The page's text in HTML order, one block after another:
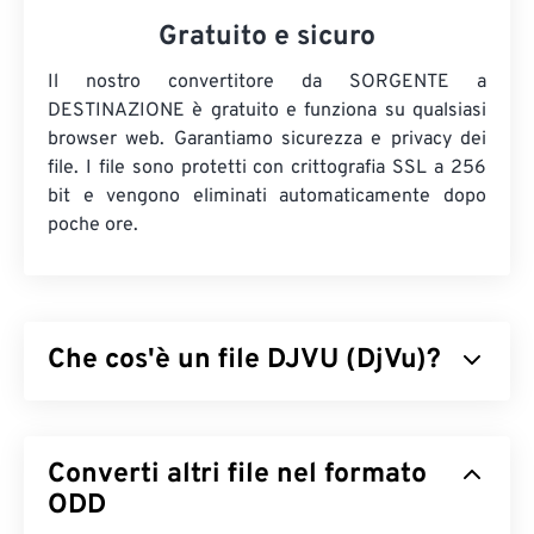
Gratuito e sicuro
Il nostro convertitore da SORGENTE a
DESTINAZIONE è gratuito e funziona su qualsiasi
browser web. Garantiamo sicurezza e privacy dei
file. I file sono protetti con crittografia SSL a 256
bit e vengono eliminati automaticamente dopo
poche ore.
Che cos'è un file DJVU (DjVu)?
risoluzione. Sebbene simile ai fileTIFFePDF
, DjVu
offre una compressione molto più elevata rispetto
Converti altri file nel formato
ODD